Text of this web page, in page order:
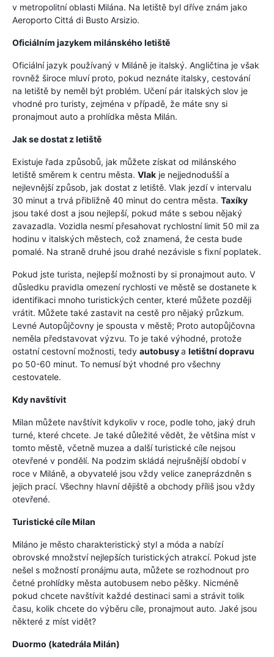
v metropolitní oblasti Milána. Na letiště byl dříve znám jako
Aeroporto Cittá di Busto Arsizio.
Oficiálním jazykem milánského letiště
Oficiální jazyk používaný v Miláně je italský. Angličtina je však
rovněž široce mluví proto, pokud neznáte italsky, cestování
na letiště by neměl být problém. Učení pár italských slov je
vhodné pro turisty, zejména v případě, že máte sny si
pronajmout auto a prohlídka města Milán.
Jak se dostat z letiště
Existuje řada způsobů, jak můžete získat od milánského
letiště směrem k centru města. Vlak je nejjednodušší a
nejlevnější způsob, jak dostat z letiště. Vlak jezdí v intervalu
30 minut a trvá přibližně 40 minut do centra města. Taxíky
jsou také dost a jsou nejlepší, pokud máte s sebou nějaký
zavazadla. Vozidla nesmí přesahovat rychlostní limit 50 mil za
hodinu v italských městech, což znamená, že cesta bude
pomalé. Na straně druhé jsou drahé nezávisle s fixní poplatek.
Pokud jste turista, nejlepší možnosti by si pronajmout auto. V
důsledku pravidla omezení rychlosti ve městě se dostanete k
identifikaci mnoho turistických center, které můžete později
vrátit. Můžete také zastavit na cestě pro nějaký průzkum.
Levné Autopůjčovny je spousta v městě; Proto autopůjčovna
neměla představovat výzvu. To je také výhodné, protože
ostatní cestovní možnosti, tedy autobusya letištní dopravu
po 50-60 minut. To nemusí být vhodné pro všechny
cestovatele.
Kdy navštívit
Milan můžete navštívit kdykoliv v roce, podle toho, jaký druh
turné, které chcete. Je také důležité vědět, že většina míst v
tomto městě, včetně muzea a další turistické cíle nejsou
otevřené v pondělí. Na podzim skládá nejrušnější období v
roce v Miláně, a obyvatelé jsou vždy velice zaneprázdněn s
jejich prací. Všechny hlavní dějiště a obchody příliš jsou vždy
otevřené.
Turistické cíle Milan
Miláno je město charakteristický styl a móda a nabízí
obrovské množství nejlepších turistických atrakcí. Pokud jste
nešel s možností pronájmu auta, můžete se rozhodnout pro
četné prohlídky města autobusem nebo pěšky. Nicméně
pokud chcete navštívit každé destinaci sami a strávit tolik
času, kolik chcete do výběru cíle, pronajmout auto. Jaké jsou
některé z míst vidět?
Duormo (katedrála Milán)